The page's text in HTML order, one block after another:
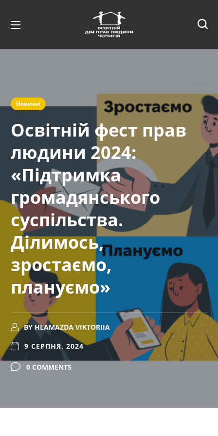
Новини
Освітній фест прав
людини 2024:
«Підтримка
громадянського
суспільства.
Ділимось,
зростаємо,
плануємо»
BY HLAMAZDA VIKTORIIA
9 СЕРПНЯ, 2024
0 COMMENTS